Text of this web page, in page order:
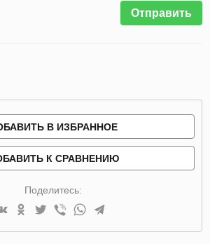
Отправить
В ИЗБРАННОЕ
К СРАВНЕНИЮ
Поделитесь: